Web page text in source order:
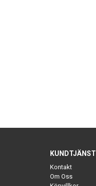
KUNDTJÄNST
Kontakt
Om Oss